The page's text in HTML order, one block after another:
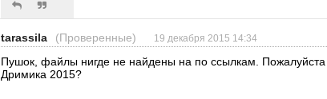
tarassila (Проверенные) 19 декабря 2015 14:34
Пушок, файлы нигде не найдены на по ссылкам. Пожалуйста
Дримика 2015?